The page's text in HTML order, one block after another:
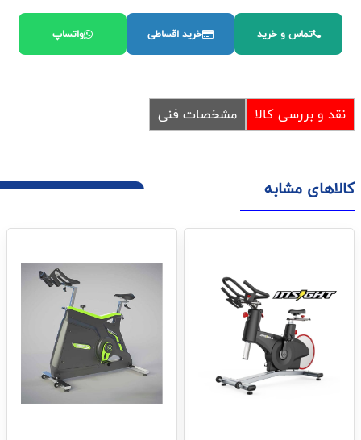
تماس و خرید خرید اقساطی واتساپ
نقد و بررسی کالا مشخصات فنی
کالاهای مشابه